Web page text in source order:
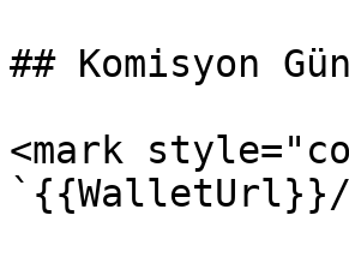
## Komisyon
<mark
`{{WalletUrl}}/